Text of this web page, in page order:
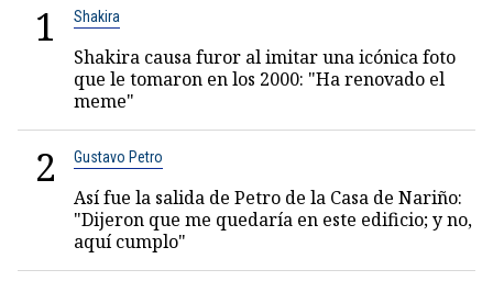
1 Shakira
Shakira causa furor al imitar una icónica foto
que le tomaron en los 2000: "Ha renovado el
meme"
2 Gustavo Petro
Así fue la salida de Petro de la Casa de Nariño:
"Dijeron que me quedaría en este edificio; y no,
aquí cumplo"